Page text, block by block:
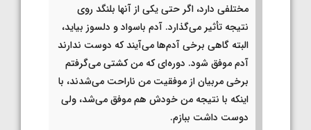
مختلفی دارد، اگر حتی یکی از آنها بلنگد روی
نتیجه تأثیر می‌گذارد. آدم باسواد و دلسوز بیاید،
البته گاهی برخی آدم‌ها می‌آیند که دوست ندارند
آدم موفق شود. دوره‌ای که من کشتی می‌گرفتم
برخی مربیان از موفقیت من ناراحت می‌شدند، با
اینکه با نتیجه من خودش هم موفق می‌شد، ولی
دوست داشت ببازم.